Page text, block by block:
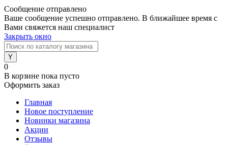
Сообщение отправлено
Ваше сообщение успешно отправлено. В ближайшее время с
Вами свяжется наш специалист
Закрыть окно
0
В корзине пока пусто
Оформить заказ
Главная
Новое поступление
Новинки магазина
Акции
Отзывы